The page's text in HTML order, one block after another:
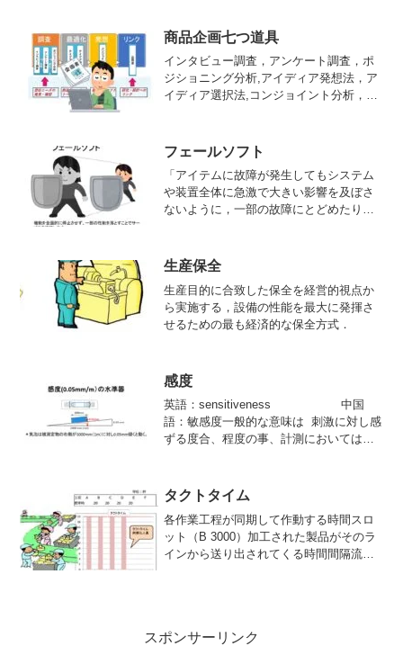
ルサンプリングにおいては構造が比較的
簡単な場合が多い．→標本調査
商品企画七つ道具
インタビュー調査，アンケート調査，ポ
ジショニング分析,アイディア発想法，ア
イディア選択法,コンジョイント分析，品
われ, 1994年に公表された．
フェールソフト
「アイテムに故障が発生してもシステム
や装置全体に急激で大きい影響を及ぼさ
ないように，一部の故障にとどめたり，
生産保全
生産目的に合致した保全を経営的視点か
ら実施する，設備の性能を最大に発揮さ
せるための最も経済的な保全方式．
感度
英語：sensitiveness 中国
語：敏感度一般的な意味は 刺激に対し感
ずる度合、程度の事、計測においては入
において入力の単位量の変化が与える出
力の変化量
タクトタイム
各作業工程が同期して作動する時間スロ
ット（B 3000）加工された製品がそのラ
インから送り出されてくる時間間隔流れ
スポンサーリンク